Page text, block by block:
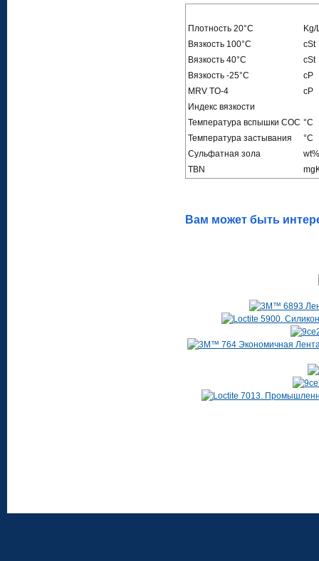
Плотность 20°C
Kg/
Вязкость 100°C
cSt
Вязкость 40°C
cSt
Вязкость -25°C
cP
MRV TO-4
cP
Индекс вязкости
Температура вспышки COC °C
Температура застывания
°C
Сульфатная зола
wt%
TBN
Вам может быть